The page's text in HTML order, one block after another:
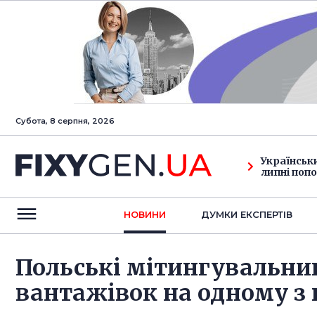
Субота, 8 серпня, 2026
липні
НОВИНИ ДУМКИ ЕКСПЕРТIВ
Польські
вантажівок на одному з